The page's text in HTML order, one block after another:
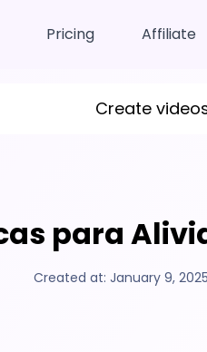
Pricing Affiliate
Create
para
Created at: January 9,